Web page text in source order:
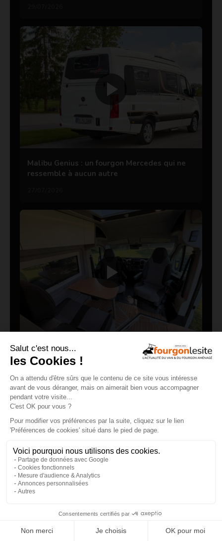
Malibu Genius : un fourgon Mercedes qui ne
ressemble à aucun autre
Clever VANS Célébration 600, des astuces et
de belles finitions
18/07/2026